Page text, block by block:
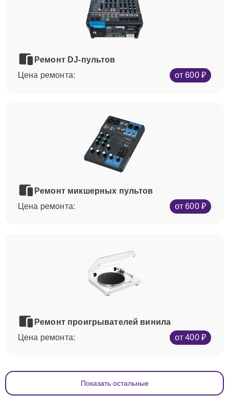
Ремонт DJ-пультов
Цена ремонта:
от 600 ₽
Ремонт микшерных пультов
Цена ремонта:
от 600 ₽
Ремонт проигрывателей винила
Цена ремонта:
от 400 ₽
Показать остальные